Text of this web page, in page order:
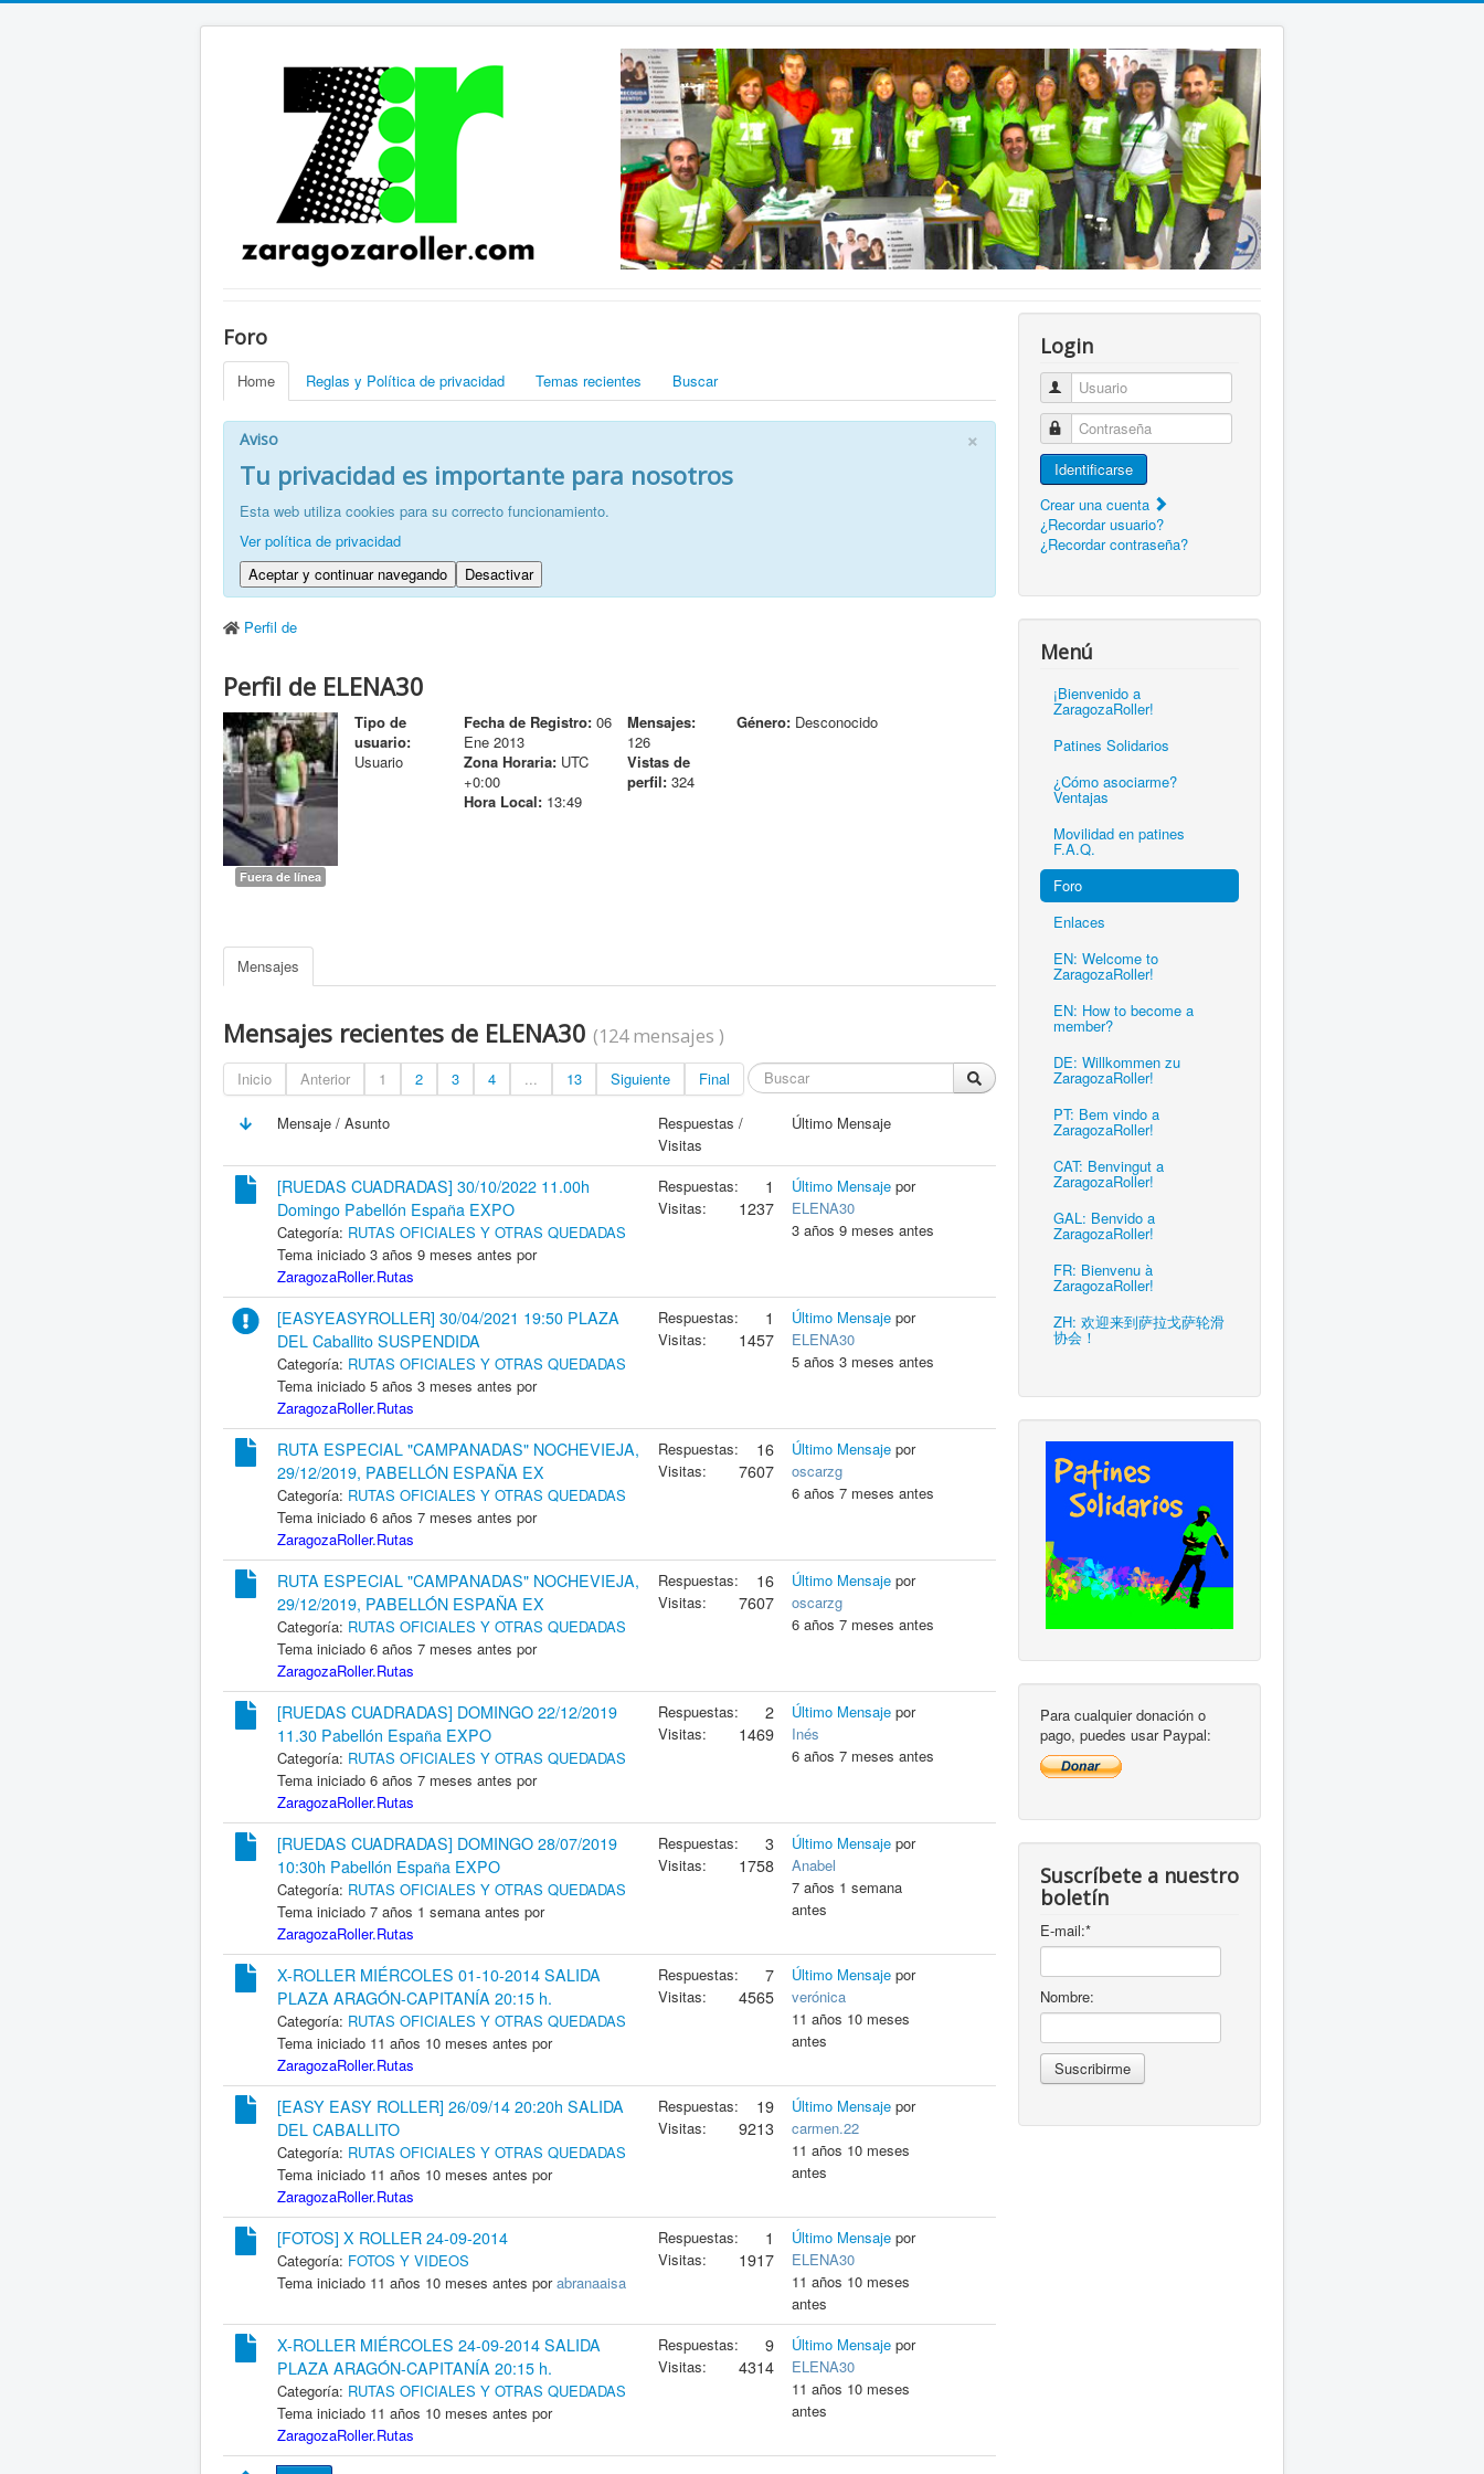
Foro
Home Reglas y Política de privacidad Temas recientes Buscar
×
Aviso
Tu privacidad es importante para nosotros
Esta web utiliza cookies para su correcto funcionamiento.
Ver política de privacidad
Aceptar y continuar navegando
Desactivar
Perfil de
Perfil de ELENA30
Fuera de línea
Tipo de
usuario:
Usuario
Fecha de Registro: 06
Ene 2013
Zona Horaria: UTC
+0:00
Hora Local: 13:49
Mensajes:
126
Vistas de
perfil: 324
Género: Desconocido
Mensajes
Mensajes recientes de ELENA30 (124 mensajes )
Inicio Anterior 1 2 3 4 ... 13 Siguiente Final
Mensaje / Asunto
Respuestas /
Visitas
Último Mensaje
[RUEDAS CUADRADAS] 30/10/2022 11.00h
Domingo Pabellón España EXPO
Categoría: RUTAS OFICIALES Y OTRAS QUEDADAS
Tema iniciado 3 años 9 meses antes por
ZaragozaRoller.Rutas
Respuestas: 1
Visitas: 1237
Último Mensaje por
ELENA30
3 años 9 meses antes
[EASYEASYROLLER] 30/04/2021 19:50 PLAZA
DEL Caballito SUSPENDIDA
Categoría: RUTAS OFICIALES Y OTRAS QUEDADAS
Tema iniciado 5 años 3 meses antes por
ZaragozaRoller.Rutas
Respuestas: 1
Visitas: 1457
Último Mensaje por
ELENA30
5 años 3 meses antes
RUTA ESPECIAL "CAMPANADAS" NOCHEVIEJA,
29/12/2019, PABELLÓN ESPAÑA EX
Categoría: RUTAS OFICIALES Y OTRAS QUEDADAS
Tema iniciado 6 años 7 meses antes por
ZaragozaRoller.Rutas
Respuestas: 16
Visitas: 7607
Último Mensaje por
oscarzg
6 años 7 meses antes
RUTA ESPECIAL "CAMPANADAS" NOCHEVIEJA,
29/12/2019, PABELLÓN ESPAÑA EX
Categoría: RUTAS OFICIALES Y OTRAS QUEDADAS
Tema iniciado 6 años 7 meses antes por
ZaragozaRoller.Rutas
Respuestas: 16
Visitas: 7607
Último Mensaje por
oscarzg
6 años 7 meses antes
[RUEDAS CUADRADAS] DOMINGO 22/12/2019
11.30 Pabellón España EXPO
Categoría: RUTAS OFICIALES Y OTRAS QUEDADAS
Tema iniciado 6 años 7 meses antes por
ZaragozaRoller.Rutas
Respuestas: 2
Visitas: 1469
Último Mensaje por
Inés
6 años 7 meses antes
[RUEDAS CUADRADAS] DOMINGO 28/07/2019
10:30h Pabellón España EXPO
Categoría: RUTAS OFICIALES Y OTRAS QUEDADAS
Tema iniciado 7 años 1 semana antes por
ZaragozaRoller.Rutas
Respuestas: 3
Visitas: 1758
Último Mensaje por
Anabel
7 años 1 semana
antes
X-ROLLER MIÉRCOLES 01-10-2014 SALIDA
PLAZA ARAGÓN-CAPITANÍA 20:15 h.
Categoría: RUTAS OFICIALES Y OTRAS QUEDADAS
Tema iniciado 11 años 10 meses antes por
ZaragozaRoller.Rutas
Respuestas: 7
Visitas: 4565
Último Mensaje por
verónica
11 años 10 meses
antes
[EASY EASY ROLLER] 26/09/14 20:20h SALIDA
DEL CABALLITO
Categoría: RUTAS OFICIALES Y OTRAS QUEDADAS
Tema iniciado 11 años 10 meses antes por
ZaragozaRoller.Rutas
Respuestas: 19
Visitas: 9213
Último Mensaje por
carmen.22
11 años 10 meses
antes
[FOTOS] X ROLLER 24-09-2014
Categoría: FOTOS Y VIDEOS
Tema iniciado 11 años 10 meses antes porabranaaisa
Respuestas: 1
Visitas: 1917
Último Mensaje por
ELENA30
11 años 10 meses
antes
X-ROLLER MIÉRCOLES 24-09-2014 SALIDA
PLAZA ARAGÓN-CAPITANÍA 20:15 h.
Categoría: RUTAS OFICIALES Y OTRAS QUEDADAS
Tema iniciado 11 años 10 meses antes por
ZaragozaRoller.Rutas
Respuestas: 9
Visitas: 4314
Último Mensaje por
ELENA30
11 años 10 meses
antes
Login
Usuario
Contraseña
Identificarse
Crear una cuenta
¿Recordar usuario?
¿Recordar contraseña?
Menú
¡Bienvenido a
ZaragozaRoller!
Patines Solidarios
¿Cómo asociarme?
Ventajas
Movilidad en patines
F.A.Q.
Foro
Enlaces
EN: Welcome to
ZaragozaRoller!
EN: How to become a
member?
DE: Willkommen zu
ZaragozaRoller!
PT: Bem vindo a
ZaragozaRoller!
CAT: Benvingut a
ZaragozaRoller!
GAL: Benvido a
ZaragozaRoller!
FR: Bienvenu à
ZaragozaRoller!
ZH: 欢迎来到萨拉戈萨轮滑
协会！
Para cualquier donación o
pago, puedes usar Paypal:
Suscríbete a nuestro
boletín
E-mail:*
Nombre: